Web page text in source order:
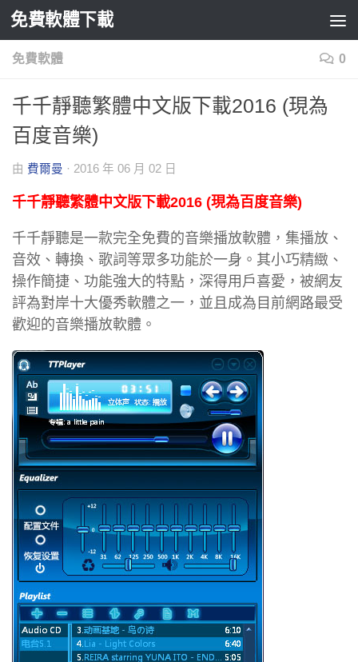
Skip to content
免費軟體下載
免費軟體 0
千千靜聽繁體中文版下載2016 (現為
百度音樂)
由 費爾曼 · 2016 年 06 月 02 日
千千靜聽繁體中文版下載2016 (現為百度音樂)
千千靜聽是一款完全免費的音樂播放軟體，集播放、
音效、轉換、歌詞等眾多功能於一身。其小巧精緻、
操作簡捷、功能強大的特點，深得用戶喜愛，被網友
評為對岸十大優秀軟體之一，並且成為目前網路最受
歡迎的音樂播放軟體。